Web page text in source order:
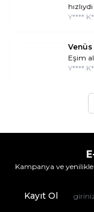
Y****
Venüs
Eşim
Y****
Kampanya ve
Kayıt Ol